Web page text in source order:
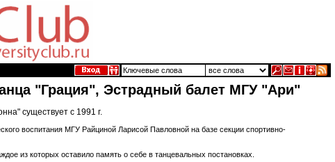
"Грация", Эстрадный балет МГУ "Ари"
существует с 1991 г.
воспитания МГУ Райциной Ларисой Павловной на базе секции спортивно-
из которых оставило память о себе в танцевальных постановках.